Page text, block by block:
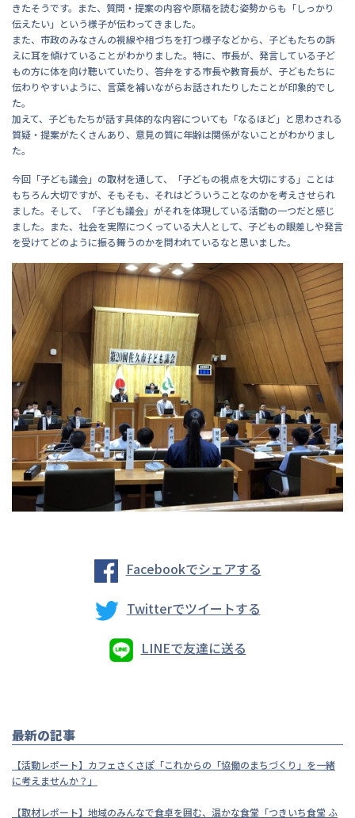
きたそうです。また、質問・提案の内容や原稿を読む姿勢からも「しっかり
伝えたい」という様子が伝わってきました。
また、市政のみなさんの視線や相づちを打つ様子などから、子どもたちの訴
えに耳を傾けていることがわかりました。特に、市長が、発言している子ど
もの方に体を向け聴いていたり、答弁をする市長や教育長が、子どもたちに
伝わりやすいように、言葉を補いながらお話されたりしたことが印象的でし
た。
加えて、子どもたちが話す具体的な内容についても「なるほど」と思わされる
質疑・提案がたくさんあり、意見の質に年齢は関係がないことがわかりまし
た。
今回「子ども議会」の取材を通して、「子どもの視点を大切にする」ことは
もちろん大切ですが、そもそも、それはどういうことなのかを考えさせられ
ました。そして、「子ども議会」がそれを体現している活動の一つだと感じ
ました。また、社会を実際につくっている大人として、子どもの眼差しや発言
を受けてどのように振る舞うのかを問われているなと思いました。
Facebookでシェアする
Twitterでツイートする
LINEで友達に送る
最新の記事
【活動レポート】カフェさくさぽ「これからの「協働のまちづくり」を一緒
に考えませんか？」
【取材レポート】地域のみんなで食卓を囲む、温かな食堂「つきいち食堂 ふ